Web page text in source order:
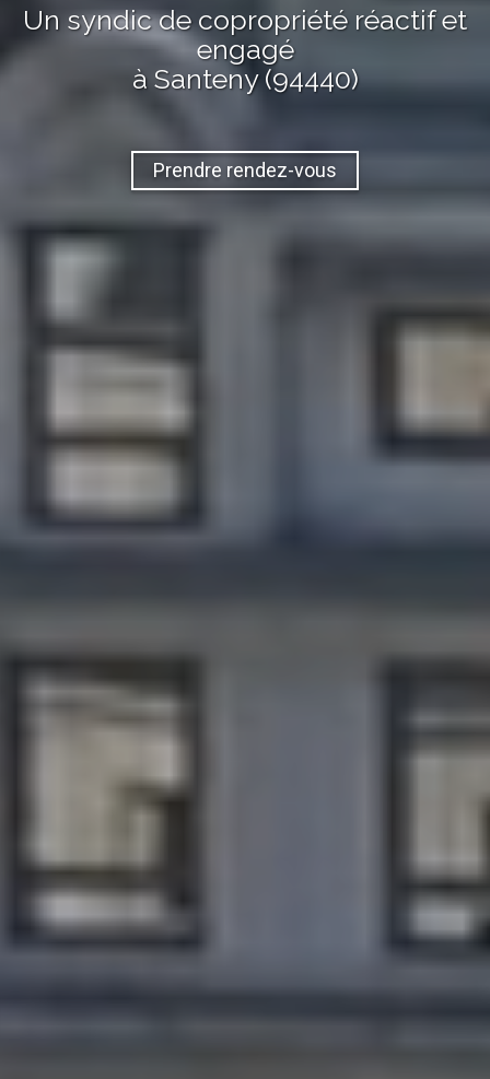
Un syndic de copropriété réactif et
engagé
à Santeny (94440)
Prendre rendez-vous